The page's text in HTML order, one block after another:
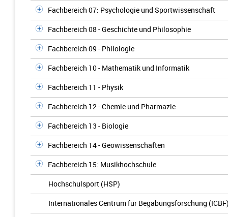
Fachbereich 07: Psychologie und Sportwissenschaft
Fachbereich 08 - Geschichte und Philosophie
Fachbereich 09 - Philologie
Fachbereich 10 - Mathematik und Informatik
Fachbereich 11 - Physik
Fachbereich 12 - Chemie und Pharmazie
Fachbereich 13 - Biologie
Fachbereich 14 - Geowissenschaften
Fachbereich 15: Musikhochschule
Hochschulsport (HSP)
Internationales Centrum für Begabungsforschung